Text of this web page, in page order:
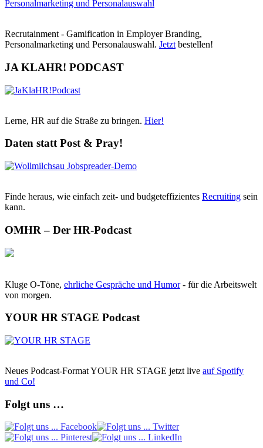
Recrutainment - Gamification in Employer Branding,
Personalmarketing und Personalauswahl. Jetzt bestellen!
JA KLAHR! PODCAST
Lerne, HR auf die Straße zu bringen. Hier!
Daten statt Post & Pray!
Finde heraus, wie einfach zeit- und budgeteffizientes Recruiting sein
kann.
OMHR – Der HR-Podcast
Kluge O-Töne, ehrliche Gespräche und Humor- für die Arbeitswelt
von morgen.
YOUR HR STAGE Podcast
Neues Podcast-Format YOUR HR STAGE jetzt live auf Spotify
und Co!
Folgt uns …